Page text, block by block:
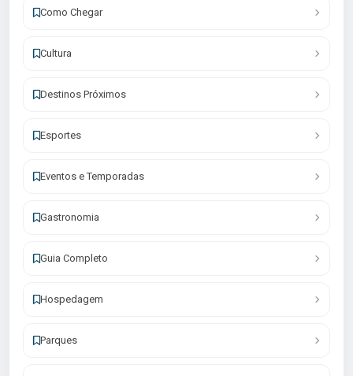
Como Chegar
Cultura
Destinos Próximos
Esportes
Eventos e Temporadas
Gastronomia
Guia Completo
Hospedagem
Parques